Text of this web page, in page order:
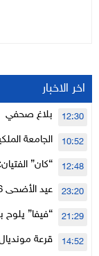
اخر الاخبار
بلاغ صحفي 12:30
الجامعة
الأعلى
10:52
“كان” 12:48
لتنظيمها
23:20
“فيفا” يلوح 21:29
14:52